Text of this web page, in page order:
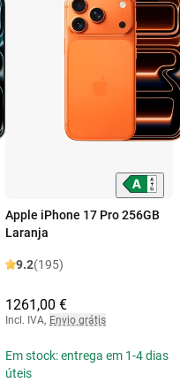
Apple iPhone 17 Pro 256GB
Laranja
9.2(195)
1261,00 €
Incl. IVA, Envio grátis
Em stock: entrega em 1-4 dias
úteis